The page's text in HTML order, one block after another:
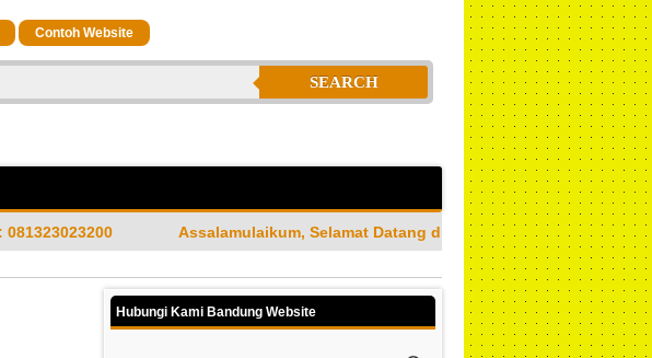
Contoh Website
SEARCH
Assalamulaikum, Selamat Datang di Jasa Bandung Website Merupakan Jasa
Hubungi Kami Bandung Website